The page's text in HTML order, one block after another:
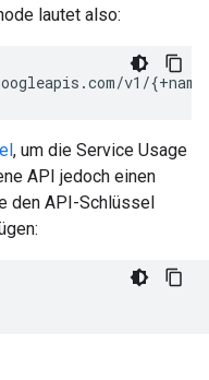
lautet also:
v1/
, um die Service Usage
API jedoch einen
den API-Schlüssel